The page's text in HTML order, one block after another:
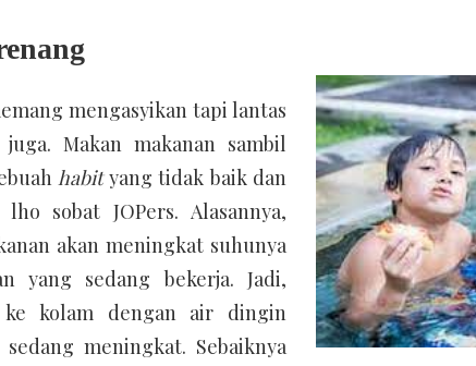
mengasyikan tapi lantas
Makan makanan sambil
habityang tidak baik dan
sobat JOPers. Alasannya,
akan meningkat suhunya
yang sedang bekerja. Jadi,
ke kolam dengan air dingin
meningkat. Sebaiknya